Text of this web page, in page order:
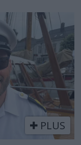
PLUS